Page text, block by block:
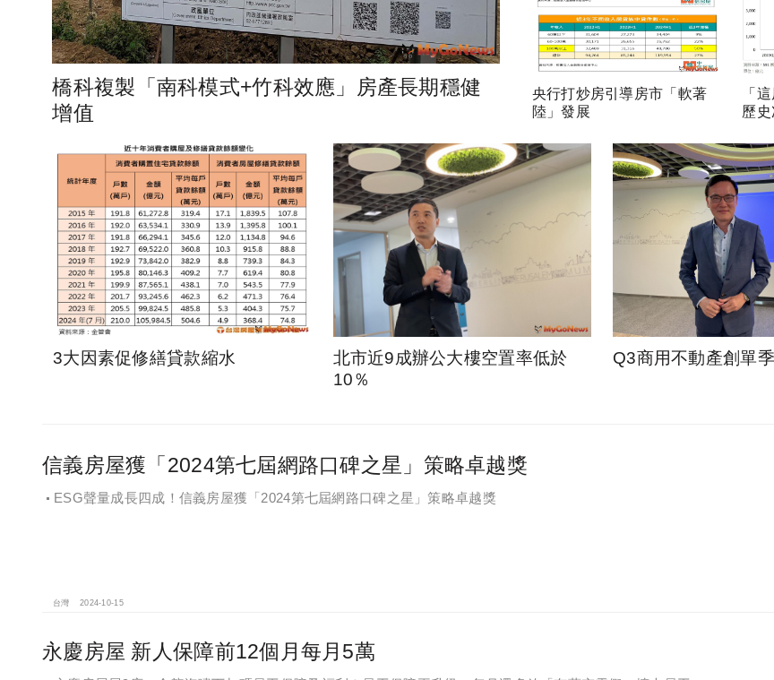
橋科複製「南科模式+竹科效應」房產長期穩健
增值
央行打炒房引導房市「軟著
陸」發展
「
歷史
3大因素促修繕貸款縮水
北市近9成辦公大樓空置率低於
10％
Q3商用不動產創單
信義房屋獲「2024第七屆網路口碑之星」策略卓越獎
ESG聲量成長四成！信義房屋獲「2024第七屆網路口碑之星」策略卓越獎
台灣 2024-10-15
永慶房屋 新人保障前12個月每月5萬